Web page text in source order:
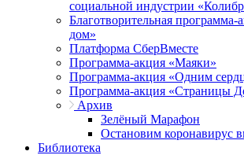
социальной индустрии
Благотворительная
дом»
Платформа СберВместе
Программа-акция «Маяки»
Программа-акция «Одним
Программа-акция «Страницы
Архив
Зелёный Марафон
Остановим коронавирус
Библиотека